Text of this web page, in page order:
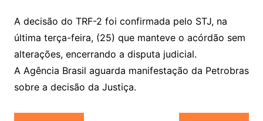
A decisão do TRF-2 foi confirmada pelo STJ, na
última terça-feira, (25) que manteve o acórdão sem
alterações, encerrando a disputa judicial.
A Agência Brasil aguarda manifestação da Petrobras
sobre a decisão da Justiça.